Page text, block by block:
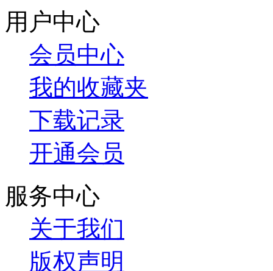
用户中心
会员中心
我的收藏夹
下载记录
开通会员
服务中心
关于我们
版权声明